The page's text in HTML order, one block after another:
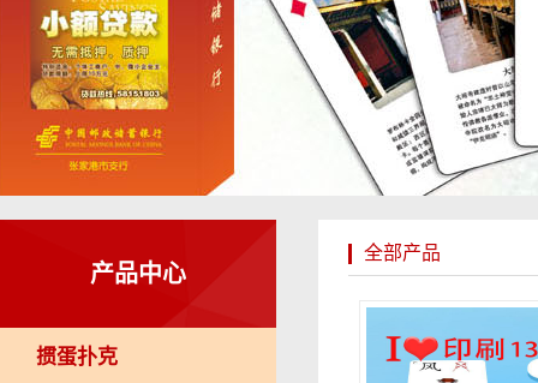
产品中心
掼蛋扑克
全部产品